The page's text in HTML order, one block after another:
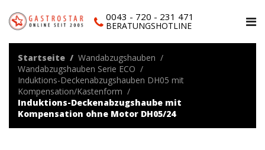
0043 - 720 - 231 471
BERATUNGSHOTLINE
Startseite
Wandabzugshauben
Wandabzugshauben Serie ECO
Induktions-Deckenabzugshauben DH05 mit
Kompensation/Kastenform
Induktions-Deckenabzugshaube mit
Kompensation ohne Motor DH05/24